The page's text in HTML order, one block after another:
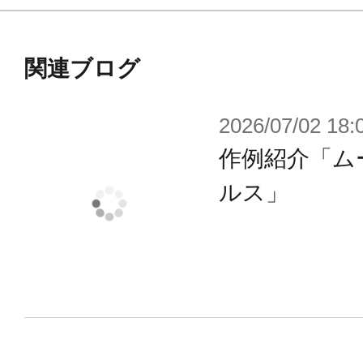
ョイントが設置されており、基部を
■変形時の形態サポートパーツが付
をよりしっかりと保持して展示する
■人型時、変形時それぞれに対応し
■関節部を新構造とする事で大きく
関連ブログ
2026/07/02
作例紹介「
ルス」